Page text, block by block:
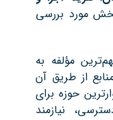
مورد بررسی
مؤلفه به
از طریق آن
حوزه برای
نیازمند